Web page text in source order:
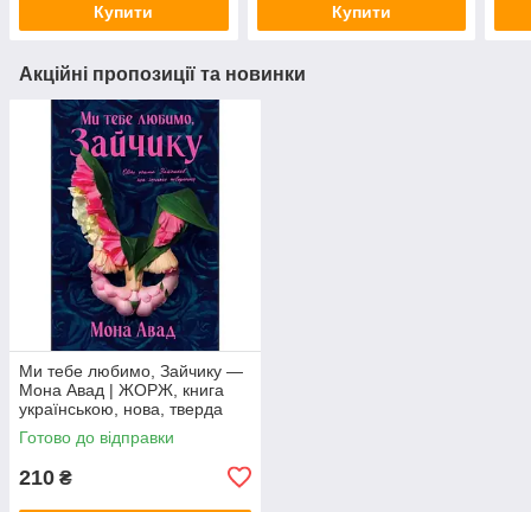
Купити Купити
Акційні пропозиції та новинки
Ми тебе любимо, Зайчику —
Мона Авад | ЖОРЖ, книга
українською, нова, тверда
Готово до відправки
210 ₴